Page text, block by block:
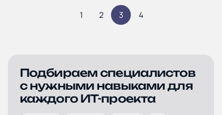
1 2 3 4
Подбираем специалистов
с нужными навыками для
каждого ИТ-проекта